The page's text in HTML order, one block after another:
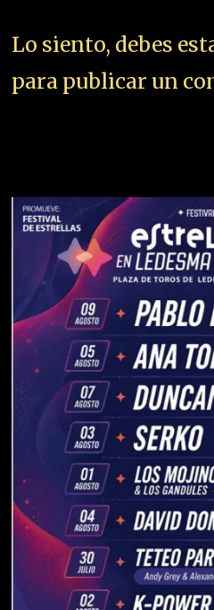
Lo siento, debes
para publicar un